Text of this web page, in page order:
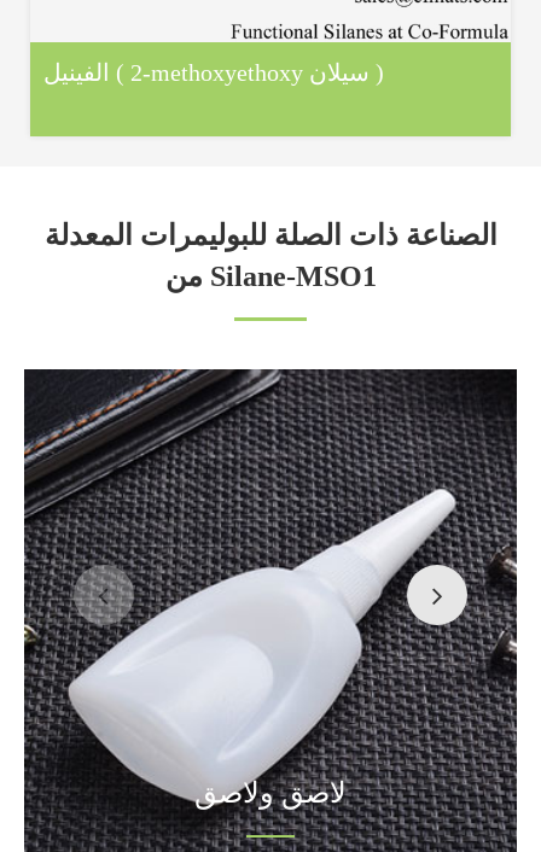
الفينيل ( 2-methoxyethoxy سيلان )
الصناعة ذات الصلة للبوليمرات المعدلة
من Silane-MSO1
لاصق ولاصق